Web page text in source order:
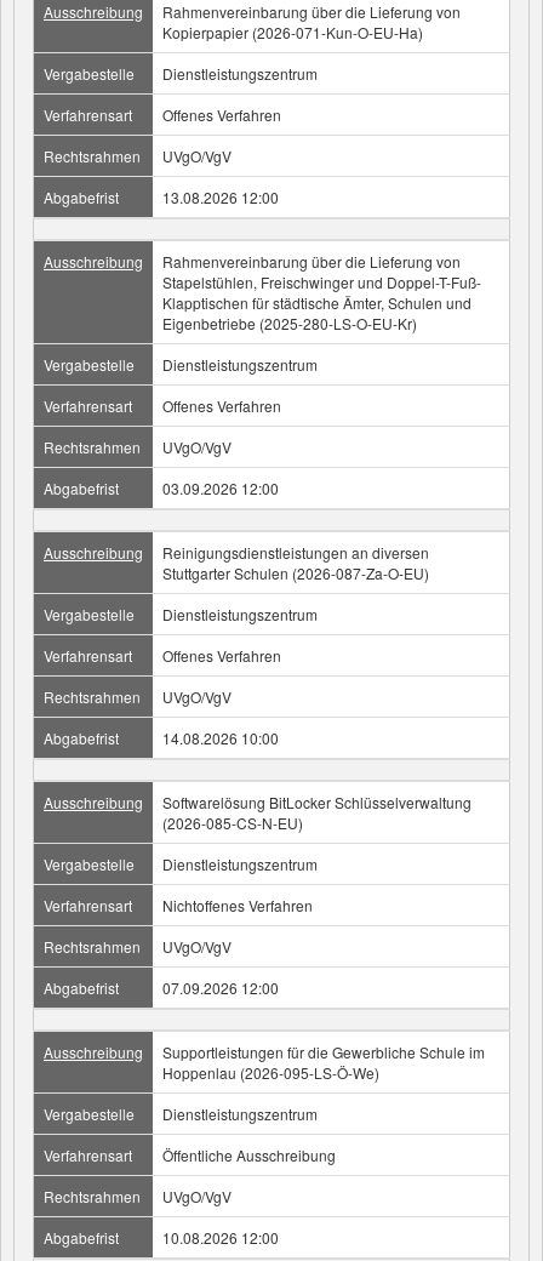
Ausschreibung
Rahmenvereinbarung über die Lieferung von
Kopierpapier (2026-071-Kun-O-EU-Ha)
Vergabestelle
Dienstleistungszentrum
Verfahrensart
Offenes Verfahren
Rechtsrahmen
UVgO/VgV
Abgabefrist
13.08.2026 12:00
Ausschreibung
Rahmenvereinbarung über die Lieferung von
Stapelstühlen, Freischwinger und Doppel-T-Fuß-
Klapptischen für städtische Ämter, Schulen und
Eigenbetriebe (2025-280-LS-O-EU-Kr)
Vergabestelle
Dienstleistungszentrum
Verfahrensart
Offenes Verfahren
Rechtsrahmen
UVgO/VgV
Abgabefrist
03.09.2026 12:00
Ausschreibung
Reinigungsdienstleistungen an diversen
Stuttgarter Schulen (2026-087-Za-O-EU)
Vergabestelle
Dienstleistungszentrum
Verfahrensart
Offenes Verfahren
Rechtsrahmen
UVgO/VgV
Abgabefrist
14.08.2026 10:00
Ausschreibung
Softwarelösung BitLocker Schlüsselverwaltung
(2026-085-CS-N-EU)
Vergabestelle
Dienstleistungszentrum
Verfahrensart
Nichtoffenes Verfahren
Rechtsrahmen
UVgO/VgV
Abgabefrist
07.09.2026 12:00
Ausschreibung
Supportleistungen für die Gewerbliche Schule im
Hoppenlau (2026-095-LS-Ö-We)
Vergabestelle
Dienstleistungszentrum
Verfahrensart
Öffentliche Ausschreibung
Rechtsrahmen
UVgO/VgV
Abgabefrist
10.08.2026 12:00